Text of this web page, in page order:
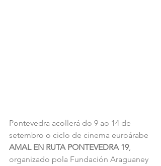
Pontevedra acollerá do 9 ao 14 de
setembro o ciclo de cinema euroárabe
AMAL EN RUTA PONTEVEDRA 19,
organizado pola Fundación Araguaney